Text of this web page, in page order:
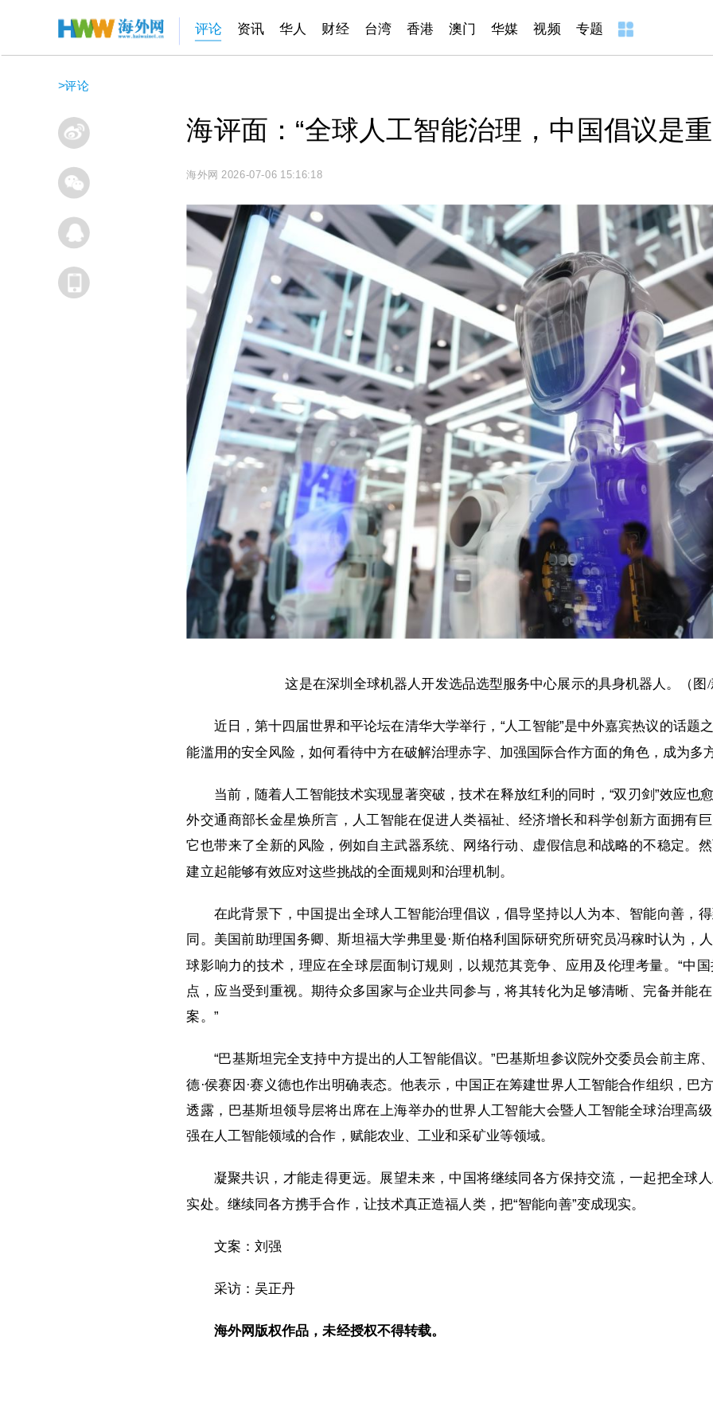
评论 资讯 华人 财经 台湾 香港 澳门 华媒 视频 专题
>评论
海评面：“全球人工智能治理，中国倡议是
海外网 2026-07-06 15:16:18
这是在深圳全球机器人开发选品选型服务中心展示的具身机器人。（图
近日，第十四届世界和平论坛在清华大学举行，“人工智能”是中外嘉宾热议的话题
能滥用的安全风险，如何看待中方在破解治理赤字、加强国际合作方面的角色，成为多
当前，随着人工智能技术实现显著突破，技术在释放红利的同时，“双刃剑”效应也
外交通商部长金星焕所言，人工智能在促进人类福祉、经济增长和科学创新方面拥有
它也带来了全新的风险，例如自主武器系统、网络行动、虚假信息和战略的不稳定。
建立起能够有效应对这些挑战的全面规则和治理机制。
在此背景下，中国提出全球人工智能治理倡议，倡导坚持以人为本、智能向善，
同。美国前助理国务卿、斯坦福大学弗里曼·斯伯格利国际研究所研究员冯稼时认为，
球影响力的技术，理应在全球层面制订规则，以规范其竞争、应用及伦理考量。“中
点，应当受到重视。期待众多国家与企业共同参与，将其转化为足够清晰、完备并能
案。”
“巴基斯坦完全支持中方提出的人工智能倡议。”巴基斯坦参议院外交委员会前主席
德·侯赛因·赛义德也作出明确表态。他表示，中国正在筹建世界人工智能合作组织，巴
透露，巴基斯坦领导层将出席在上海举办的世界人工智能大会暨人工智能全球治理高
强在人工智能领域的合作，赋能农业、工业和采矿业等领域。
凝聚共识，才能走得更远。展望未来，中国将继续同各方保持交流，一起把全球
实处。继续同各方携手合作，让技术真正造福人类，把“智能向善”变成现实。
文案：刘强
采访：吴正丹
海外网版权作品，未经授权不得转载。